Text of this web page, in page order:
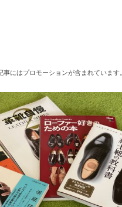
にはプロモーションが含まれています。